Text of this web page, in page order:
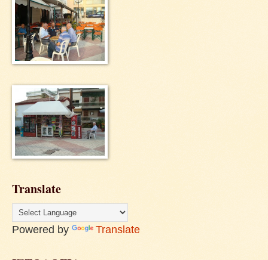
Translate
Powered by Translate